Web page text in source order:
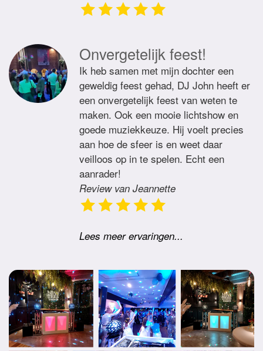
Onvergetelijk feest!
Ik heb samen met mijn dochter een
geweldig feest gehad, DJ John heeft er
een onvergetelijk feest van weten te
maken. Ook een mooie lichtshow en
goede muziekkeuze. Hij voelt precies
aan hoe de sfeer is en weet daar
veilloos op in te spelen. Echt een
aanrader!
Review van Jeannette
Lees meer ervaringen...